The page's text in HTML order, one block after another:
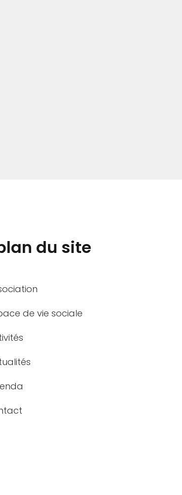
du site
de vie sociale